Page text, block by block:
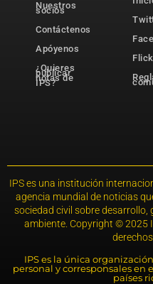
Nuestros
socios
Contáctenos
Apóyenos
¿Quieres
publicar
notas de
IPS?
IPS es una institución
agencia mundial de noticias
sociedad civil sobre
ambiente. Copyright © 2025
IPS es la única
personal y corresponsales en
países